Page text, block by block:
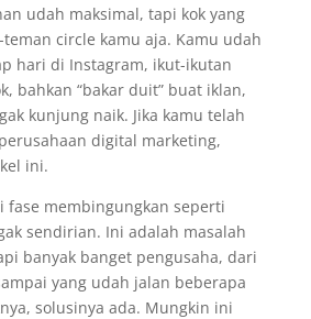
udah maksimal, tapi kok yang
circle kamu aja. Kamu udah
hari di Instagram, ikut-ikutan
bahkan “bakar duit” buat iklan,
kunjung naik. Jika kamu telah
digital marketing,
ini.
fase membingungkan seperti
sendirian. Ini adalah masalah
banyak banget pengusaha, dari
yang udah jalan beberapa
solusinya ada. Mungkin ini